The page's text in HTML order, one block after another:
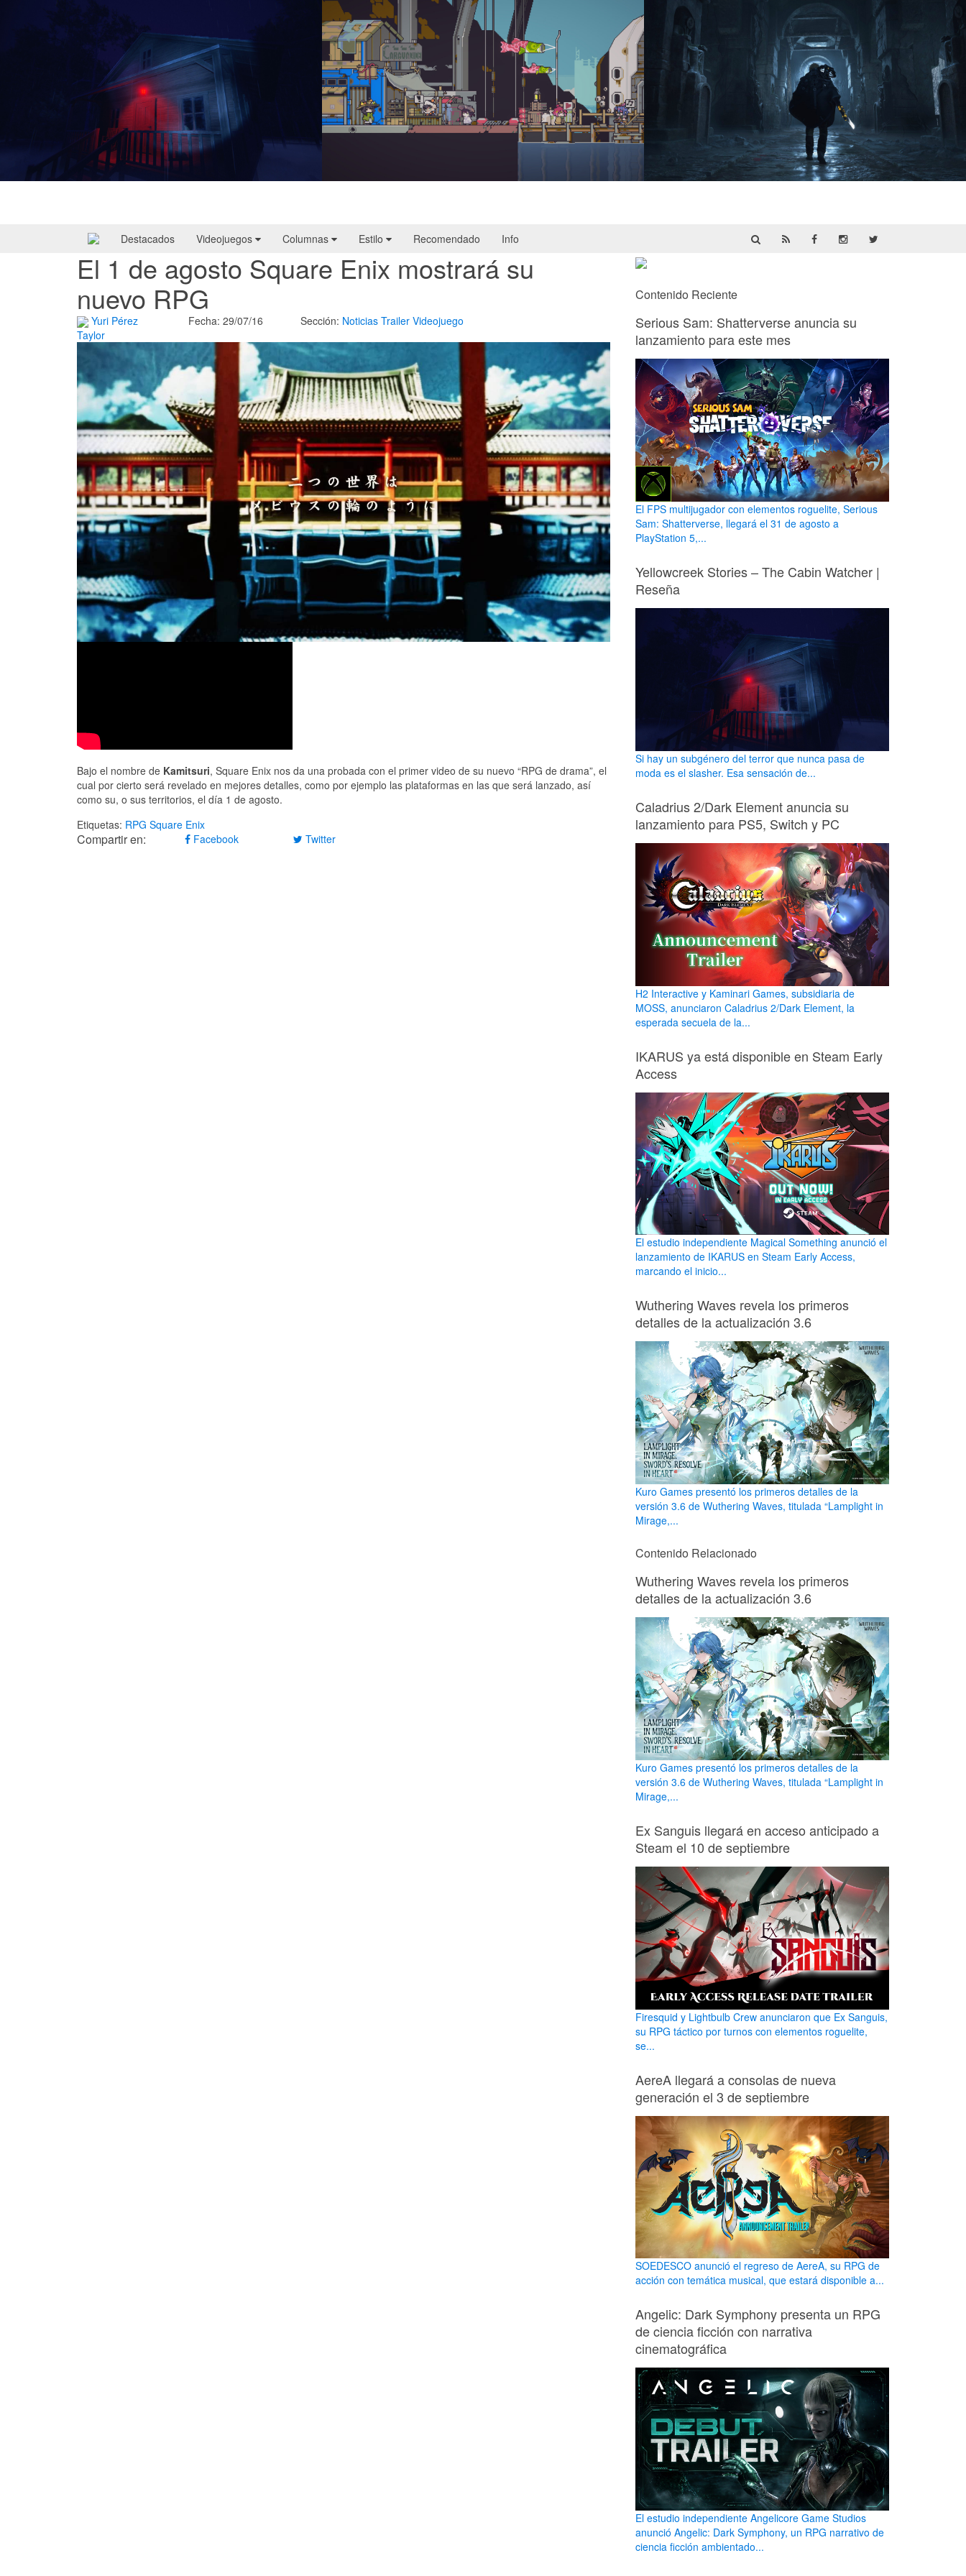
Destacados Videojuegos Columnas Estilo Recomendado Info
El 1 de agosto Square Enix mostrará su
nuevo RPG
Yuri Pérez
Taylor
Fecha: 29/07/16 Sección: Noticias Trailer Videojuego
Bajo el nombre de Kamitsuri, Square Enix nos da una probada con el primer video de su nuevo “RPG de drama”, el
cual por cierto será revelado en mejores detalles, como por ejemplo las plataformas en las que será lanzado, así
como su, o sus territorios, el día 1 de agosto.
Etiquetas: RPG Square Enix
Compartir en: Facebook Twitter
Contenido Reciente
Serious Sam: Shatterverse anuncia su
lanzamiento para este mes
El FPS multijugador con elementos roguelite, Serious
Sam: Shatterverse, llegará el 31 de agosto a
PlayStation 5,...
Yellowcreek Stories – The Cabin Watcher |
Reseña
Si hay un subgénero del terror que nunca pasa de
moda es el slasher. Esa sensación de...
Caladrius 2/Dark Element anuncia su
lanzamiento para PS5, Switch y PC
H2 Interactive y Kaminari Games, subsidiaria de
MOSS, anunciaron Caladrius 2/Dark Element, la
esperada secuela de la...
IKARUS ya está disponible en Steam Early
Access
El estudio independiente Magical Something anunció el
lanzamiento de IKARUS en Steam Early Access,
marcando el inicio...
Wuthering Waves revela los primeros
detalles de la actualización 3.6
Kuro Games presentó los primeros detalles de la
versión 3.6 de Wuthering Waves, titulada “Lamplight in
Mirage,...
Contenido Relacionado
Wuthering Waves revela los primeros
detalles de la actualización 3.6
Kuro Games presentó los primeros detalles de la
versión 3.6 de Wuthering Waves, titulada “Lamplight in
Mirage,...
Ex Sanguis llegará en acceso anticipado a
Steam el 10 de septiembre
Firesquid y Lightbulb Crew anunciaron que Ex Sanguis,
su RPG táctico por turnos con elementos roguelite,
se...
AereA llegará a consolas de nueva
generación el 3 de septiembre
SOEDESCO anunció el regreso de AereA, su RPG de
acción con temática musical, que estará disponible a...
Angelic: Dark Symphony presenta un RPG
de ciencia ficción con narrativa
cinematográfica
El estudio independiente Angelicore Game Studios
anunció Angelic: Dark Symphony, un RPG narrativo de
ciencia ficción ambientado...